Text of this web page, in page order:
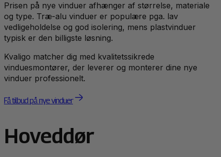
Prisen på nye vinduer afhænger af størrelse, materiale
og type. Træ-alu vinduer er populære pga. lav
vedligeholdelse og god isolering, mens plastvinduer
typisk er den billigste løsning.
Kvaligo matcher dig med kvalitetssikrede
vinduesmontører, der leverer og monterer dine nye
vinduer professionelt.
Få tilbud på nye vinduer
Hoveddør